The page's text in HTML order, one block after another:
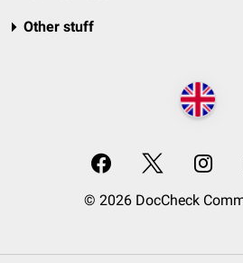
Other stuff
© 2026 DocCheck